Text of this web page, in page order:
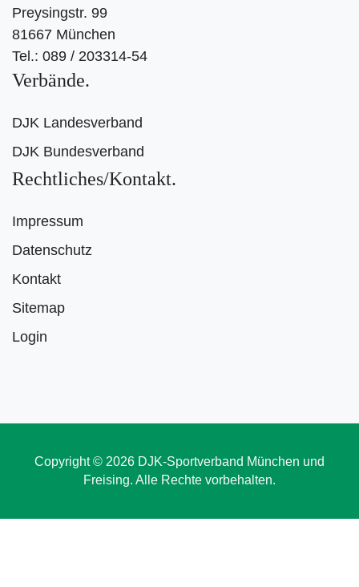
Preysingstr. 99
81667 München
Tel.: 089 / 203314-54
Verbände
DJK Landesverband
DJK Bundesverband
Rechtliches/Kontakt
Impressum
Datenschutz
Kontakt
Sitemap
Login
Copyright © 2026 DJK-Sportverband München und
Freising. Alle Rechte vorbehalten.